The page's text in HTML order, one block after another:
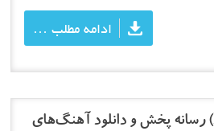
ادامه مطلب …
ملودیفای (Melodify) رسانه پخش و دانلود آهنگ‌های